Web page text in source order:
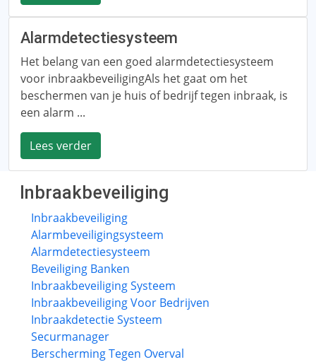
Alarmdetectiesysteem
Het belang van een goed alarmdetectiesysteem
voor inbraakbeveiligingAls het gaat om het
beschermen van je huis of bedrijf tegen inbraak, is
een alarm ...
Lees verder
Inbraakbeveiliging
Inbraakbeveiliging
Alarmbeveiligingsysteem
Alarmdetectiesysteem
Beveiliging Banken
Inbraakbeveiliging Systeem
Inbraakbeveiliging Voor Bedrijven
Inbraakdetectie Systeem
Securmanager
Berscherming Tegen Overval